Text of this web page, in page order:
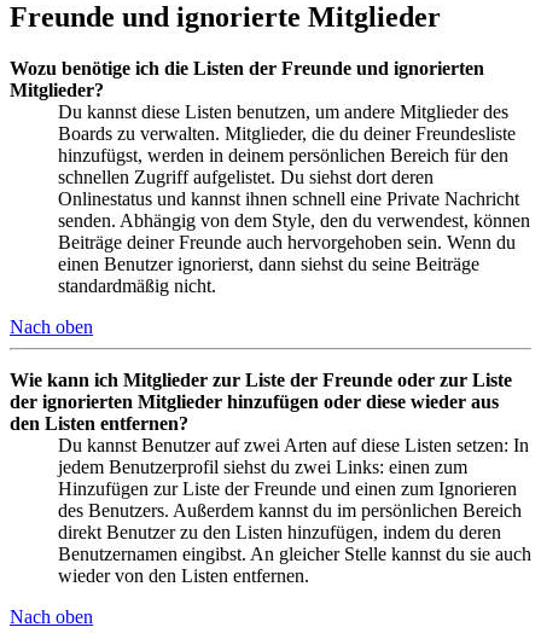
Freunde und ignorierte Mitglieder
Wozu benötige ich die Listen der Freunde und ignorierten
Mitglieder?
Du kannst diese Listen benutzen, um andere Mitglieder des
Boards zu verwalten. Mitglieder, die du deiner Freundesliste
hinzufügst, werden in deinem persönlichen Bereich für den
schnellen Zugriff aufgelistet. Du siehst dort deren
Onlinestatus und kannst ihnen schnell eine Private Nachricht
senden. Abhängig von dem Style, den du verwendest, können
Beiträge deiner Freunde auch hervorgehoben sein. Wenn du
einen Benutzer ignorierst, dann siehst du seine Beiträge
standardmäßig nicht.
Nach oben
Wie kann ich Mitglieder zur Liste der Freunde oder zur Liste
der ignorierten Mitglieder hinzufügen oder diese wieder aus
den Listen entfernen?
Du kannst Benutzer auf zwei Arten auf diese Listen setzen: In
jedem Benutzerprofil siehst du zwei Links: einen zum
Hinzufügen zur Liste der Freunde und einen zum Ignorieren
des Benutzers. Außerdem kannst du im persönlichen Bereich
direkt Benutzer zu den Listen hinzufügen, indem du deren
Benutzernamen eingibst. An gleicher Stelle kannst du sie auch
wieder von den Listen entfernen.
Nach oben